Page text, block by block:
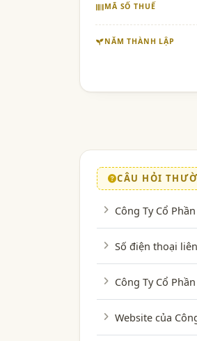
MÃ SỐ THUẾ
NĂM THÀNH LẬP
CÂU HỎI
Công Ty Cổ
Số điện thoại
Công Ty Cổ
Website của